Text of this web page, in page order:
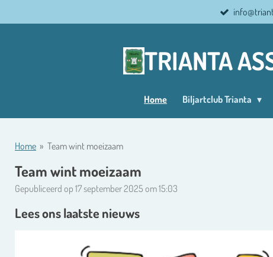
direct
TRIANTA
Home Biljartclub Trianta
Home » Team wint moeizaam
Team wint moeizaam
Gepubliceerd op 17 september 2025 om 15:03
Lees ons laatste nieuws